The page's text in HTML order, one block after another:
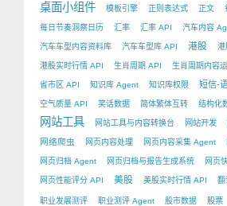
桌面小组件 模板引擎 正则表达式 正文
每日节奏洞察日历 汇率 汇率 API 汽车内容
汽车车型内容资料库 汽车车型库 API 港股 港
港股实时行情 API 生肖周期 API 生肖周期内容
省市区 API 知识库 Agent 知识库权限 短信-
空气质量 API 笑话数据 简体繁体互转 结构化
网站工具 网站工具与内容转换台 网站开发
网络爬虫
网页内容处理 网页内容采集 Agent
网页归档 Agent 网页归档与报告生成系统 网页
网页性能评分 API 美股 美股实时行情 API 翻
职业发展测评 职业测评 Agent 股市数据 股票